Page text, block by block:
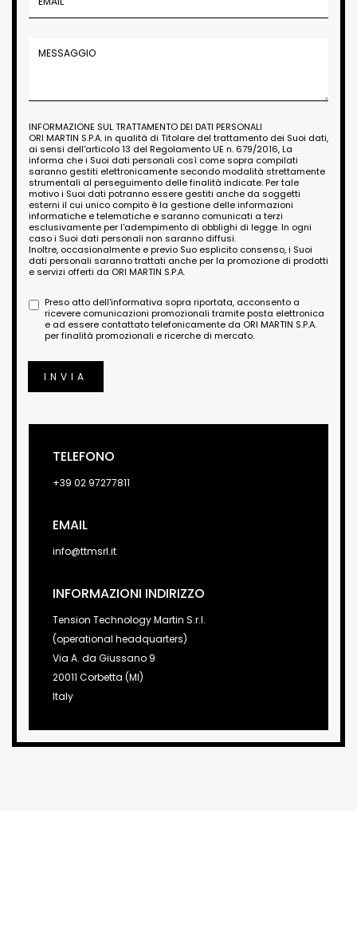
INFORMAZIONE SUL TRATTAMENTO DEI DATI PERSONALI
ORI MARTIN S.P.A. in qualità di Titolare del trattamento dei Suoi dati,
ai sensi dell'articolo 13 del Regolamento UE n. 679/2016, La
informa che i Suoi dati personali così come sopra compilati
saranno gestiti elettronicamente secondo modalità strettamente
strumentali al perseguimento delle finalità indicate. Per tale
motivo i Suoi dati potranno essere gestiti anche da soggetti
esterni il cui unico compito è la gestione delle informazioni
informatiche e telematiche e saranno comunicati a terzi
esclusivamente per l'adempimento di obblighi di legge. In ogni
caso i Suoi dati personali non saranno diffusi.
Inoltre, occasionalmente e previo Suo esplicito consenso, i Suoi
dati personali saranno trattati anche per la promozione di prodotti
e servizi offerti da ORI MARTIN S.P.A.
Preso atto dell'informativa sopra riportata, acconsento a
ricevere comunicazioni promozionali tramite posta elettronica
e ad essere contattato telefonicamente da ORI MARTIN S.P.A.
per finalità promozionali e ricerche di mercato.
INVIA
TELEFONO
+39 02 97277811
EMAIL
info@ttmsrl.it
INFORMAZIONI INDIRIZZO
Tension Technology Martin S.r.l.
(operational headquarters)
Via A. da Giussano 9
20011 Corbetta (MI)
Italy